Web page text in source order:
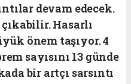
devam edecek.
Hasarlı
önem taşıyor. 4
sayısını 13 günde
bir artçı sarsıntı